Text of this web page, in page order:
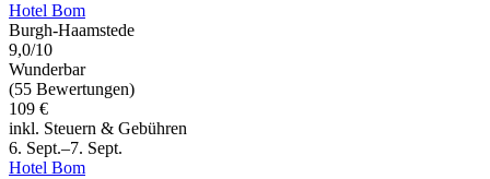
Hotel Bom
Burgh-Haamstede
9,0/10
Wunderbar
(55 Bewertungen)
109 €
inkl. Steuern & Gebühren
6. Sept.–7. Sept.
Hotel Bom